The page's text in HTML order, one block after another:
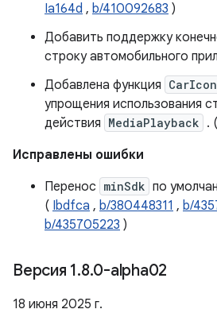
Ia164d , b/410092683 )
Добавить поддержку
строку автомобильного
Добавлена ​​функция
упрощения использования
действия MediaPlayback . (
Исправлены ошибки
Перенос minSdk по
( Ibdfca , b/380448311 , b/
b/435705223 )
Версия 1.8.0-alpha02
18 июня 2025 г.